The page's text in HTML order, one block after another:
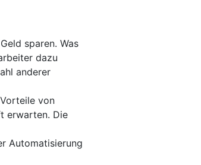
sparen. Was
dazu
anderer
von
erwarten. Die
Automatisierung